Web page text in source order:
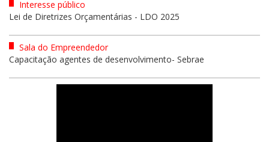
Interesse público
Lei de Diretrizes Orçamentárias - LDO 2025
Sala do Empreendedor
Capacitação agentes de desenvolvimento- Sebrae